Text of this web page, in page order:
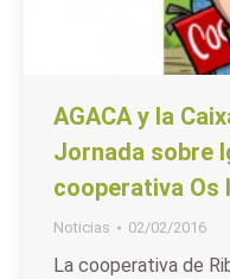
AGACA y la
Jornada sobre
cooperativa Os
Noticias 02/02/2016
La cooperativa de